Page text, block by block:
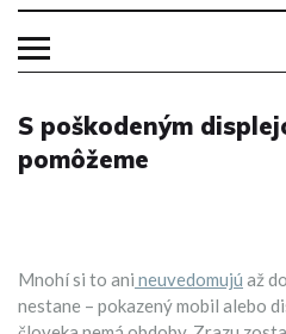
S poškodeným
pomôžeme
Mnohí si to ani neuvedomujú až
nestane – pokazený mobil alebo